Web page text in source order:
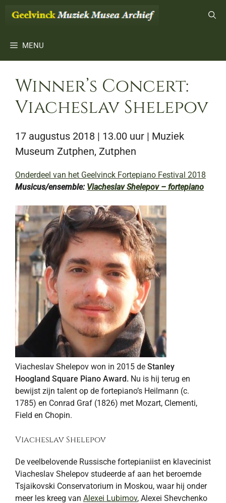
naar
inhoudMENU
Winner’s Concert:
Viacheslav Shelepov
17 augustus 2018 | 13.00 uur | Muziek
Museum Zutphen, Zutphen
Onderdeel van het Geelvinck Fortepiano Festival 2018
Musicus/ensemble: Viacheslav Shelepov – fortepiano
Viacheslav Shelepov won in 2015 de Stanley
Hoogland Square Piano Award. Nu is hij terug en
bewijst zijn talent op de fortepiano’s Heilmann (c.
1785) en Conrad Graf (1826) met Mozart, Clementi,
Field en Chopin.
Viacheslav Shelepov
De veelbelovende Russische fortepianiist en klavecinist
Viacheslav Shelepov studeerde af aan het beroemde
Tsjaikovski Conservatorium in Moskou, waar hij onder
meer les kreeg van Alexei Lubimov, Alexei Shevchenko